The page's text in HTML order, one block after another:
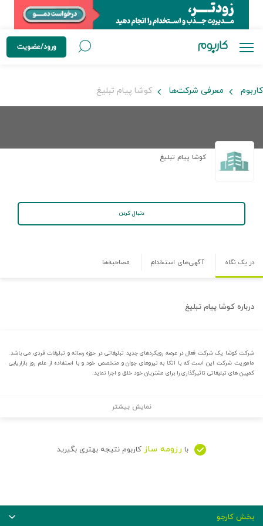
ورود/عضویت
کاربوم معرفی شرکت‌ها کوشا پیام تبلیغ
کوشا پیام تبلیغ
دنبال کردن
در یک نگاه آگهی‌های استخدام مصاحبه‌ها
درباره کوشا پیام تبلیغ
شرکت کوشا یک شرکت فعال در عرصه رویکردهای جدید تبلیغاتی در حوزه رسانه و تبلیغات فردی می باشد.
ماموریت شرکت این است که با اتکا به نیروهای جوان و متخصص خود و با استفاده از علم روز بازاریابی
کمپین های تبلیغاتی تاثیرگذاری را برای مشتریان خود خلق و اجرا نماید.
نمایش بیشتر
با رزومه ساز کاربوم نتیجه بهتری بگیرید
بخش کارجو